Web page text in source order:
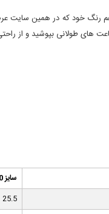
هم رنگ خود که در همین
طولانی بپوشید و از
سایز 40
25.5